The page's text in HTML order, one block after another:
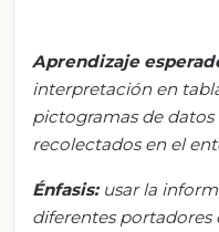
Aprendizaje
interpretación en
pictogramas de
recolectados en el
Énfasis: usar la
diferentes